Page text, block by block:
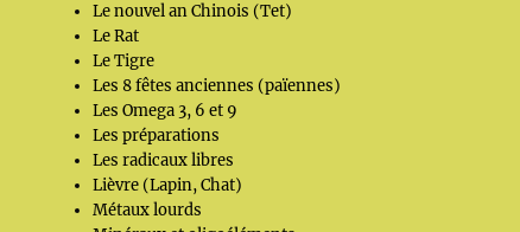
Le nouvel an Chinois (Tet)
Le Rat
Le Tigre
Les 8 fêtes anciennes (païennes)
Les Omega 3, 6 et 9
Les préparations
Les radicaux libres
Lièvre (Lapin, Chat)
Métaux lourds